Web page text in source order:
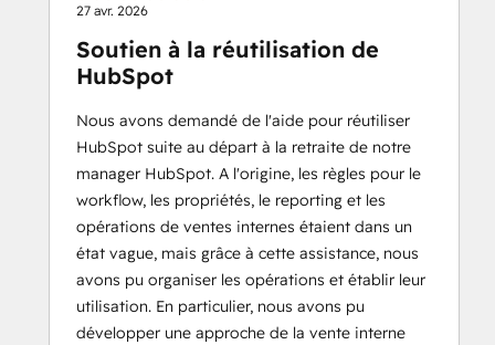
27 avr. 2026
Soutien à la réutilisation de
HubSpot
Nous avons demandé de l'aide pour réutiliser
HubSpot suite au départ à la retraite de notre
manager HubSpot. A l'origine, les règles pour le
workflow, les propriétés, le reporting et les
opérations de ventes internes étaient dans un
état vague, mais grâce à cette assistance, nous
avons pu organiser les opérations et établir leur
utilisation. En particulier, nous avons pu
développer une approche de la vente interne